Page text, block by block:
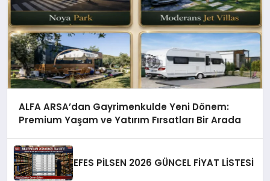
ALFA ARSA’dan Gayrimenkulde Yeni Dönem:
Premium Yaşam ve Yatırım Fırsatları Bir Arada
EFES PİLSEN 2026 GÜNCEL FİYAT LİSTESİ